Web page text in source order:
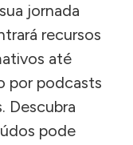
jornada
recursos
até
por podcasts
Descubra
pode